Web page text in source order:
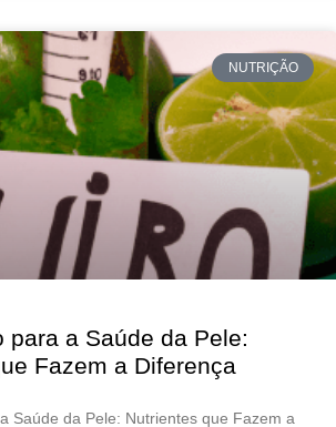
NUTRIÇÃO
para a Saúde da Pele:
Fazem a Diferença
Saúde da Pele: Nutrientes que Fazem a